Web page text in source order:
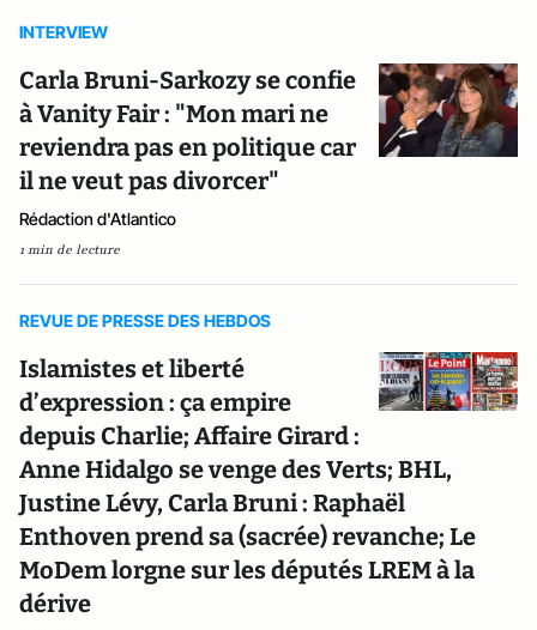
INTERVIEW
Carla Bruni-Sarkozy se confie
à Vanity Fair : "Mon mari ne
reviendra pas en politique car
il ne veut pas divorcer"
Rédaction d'Atlantico
1 min de lecture
REVUE DE PRESSE DES HEBDOS
Islamistes et liberté
d’expression : ça empire
depuis Charlie; Affaire Girard :
Anne Hidalgo se venge des Verts; BHL,
Justine Lévy, Carla Bruni : Raphaël
Enthoven prend sa (sacrée) revanche; Le
MoDem lorgne sur les députés LREM à la
dérive